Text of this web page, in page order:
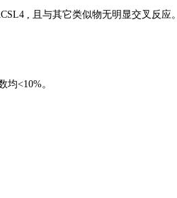
, 且与其它类似物无明显交叉反应。
均<10%。